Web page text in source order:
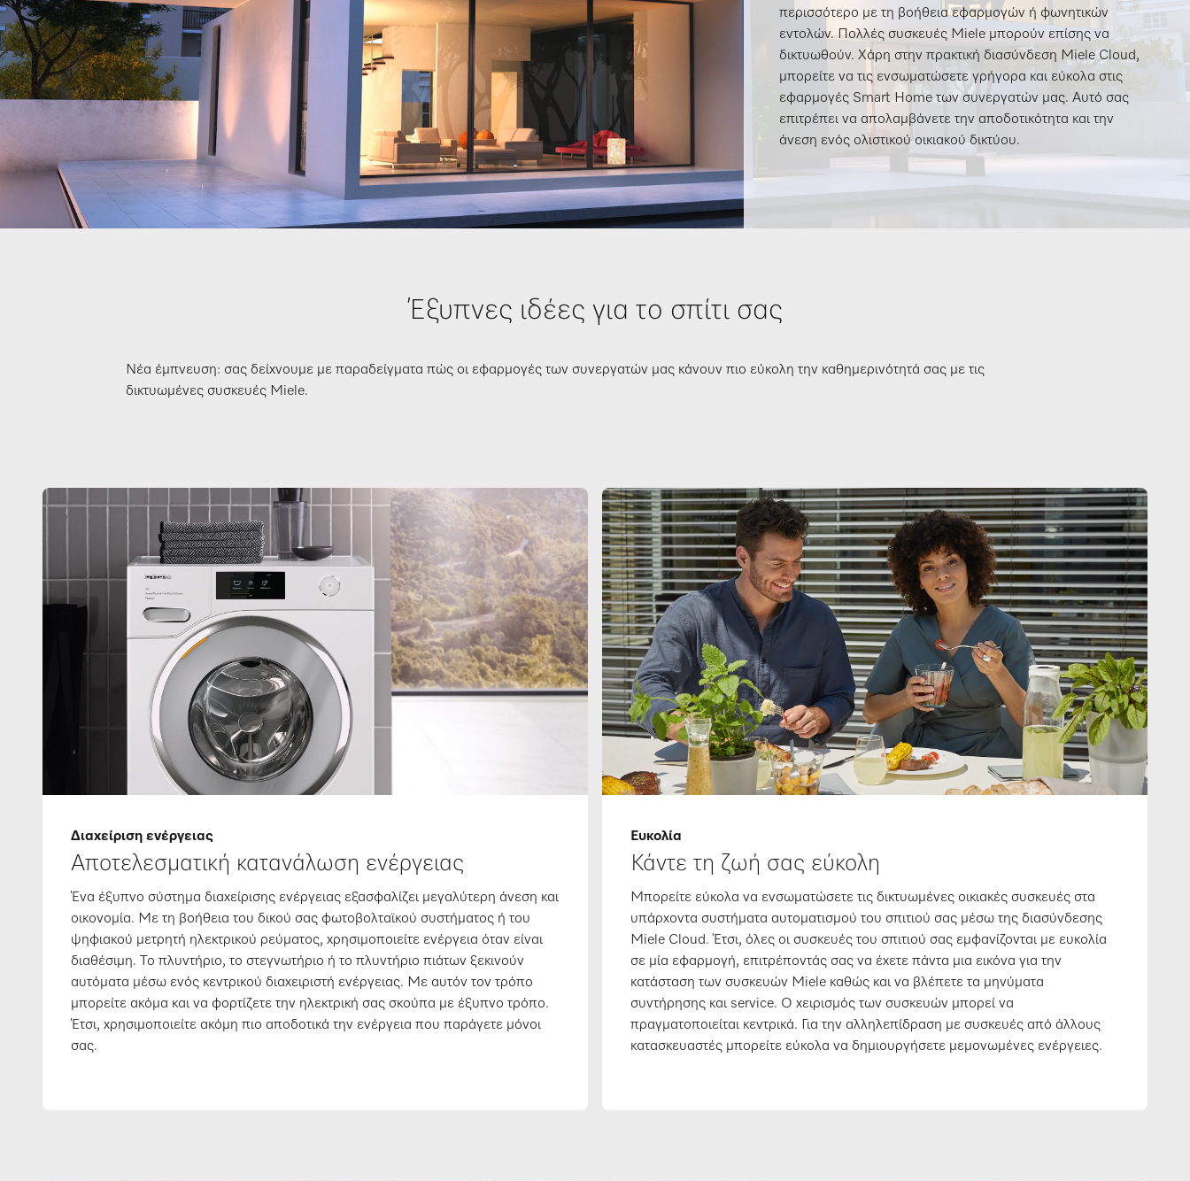
περισσότερο με τη βοήθεια εφαρμογών ή φωνητικών
εντολών. Πολλές συσκευές Miele μπορούν επίσης να
δικτυωθούν. Χάρη στην πρακτική διασύνδεση Miele Cloud,
μπορείτε να τις ενσωματώσετε γρήγορα και εύκολα στις
εφαρμογές Smart Home των συνεργατών μας. Αυτό σας
επιτρέπει να απολαμβάνετε την αποδοτικότητα και την
άνεση ενός ολιστικού οικιακού δικτύου.
Έξυπνες ιδέες για το σπίτι σας
Νέα έμπνευση: σας δείχνουμε με παραδείγματα πώς οι εφαρμογές των συνεργατών μας κάνουν πιο εύκολη την καθημερινότητά σας με τις
δικτυωμένες συσκευές Miele.
Διαχείριση ενέργειας
Αποτελεσματική κατανάλωση ενέργειας
Ένα έξυπνο σύστημα διαχείρισης ενέργειας εξασφαλίζει μεγαλύτερη άνεση και
οικονομία. Με τη βοήθεια του δικού σας φωτοβολταϊκού συστήματος ή του
ψηφιακού μετρητή ηλεκτρικού ρεύματος, χρησιμοποιείτε ενέργεια όταν είναι
διαθέσιμη. Το πλυντήριο, το στεγνωτήριο ή το πλυντήριο πιάτων ξεκινούν
αυτόματα μέσω ενός κεντρικού διαχειριστή ενέργειας. Με αυτόν τον τρόπο
μπορείτε ακόμα και να φορτίζετε την ηλεκτρική σας σκούπα με έξυπνο τρόπο.
Έτσι, χρησιμοποιείτε ακόμη πιο αποδοτικά την ενέργεια που παράγετε μόνοι
σας.
Ευκολία
Κάντε τη ζωή σας εύκολη
Μπορείτε εύκολα να ενσωματώσετε τις δικτυωμένες οικιακές συσκευές στα
υπάρχοντα συστήματα αυτοματισμού του σπιτιού σας μέσω της διασύνδεσης
Miele Cloud. Έτσι, όλες οι συσκευές του σπιτιού σας εμφανίζονται με ευκολία
σε μία εφαρμογή, επιτρέποντάς σας να έχετε πάντα μια εικόνα για την
κατάσταση των συσκευών Miele καθώς και να βλέπετε τα μηνύματα
συντήρησης και service. Ο χειρισμός των συσκευών μπορεί να
πραγματοποιείται κεντρικά. Για την αλληλεπίδραση με συσκευές από άλλους
κατασκευαστές μπορείτε εύκολα να δημιουργήσετε μεμονωμένες ενέργειες.